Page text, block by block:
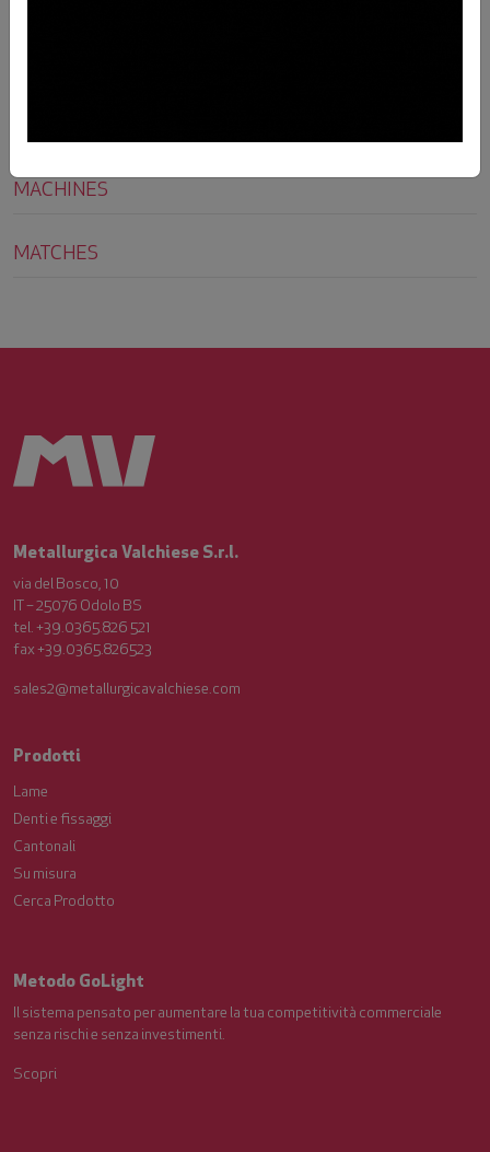
MACHINES
MATCHES
Metallurgica Valchiese S.r.l.
via del Bosco, 10
IT – 25076 Odolo BS
tel. +39.0365.826 521
fax +39.0365.826523
sales2@metallurgicavalchiese.com
Prodotti
Lame
Denti e fissaggi
Cantonali
Su misura
Cerca Prodotto
Metodo GoLight
Il sistema pensato per aumentare la tua competitività commerciale
senza rischi e senza investimenti.
Scopri